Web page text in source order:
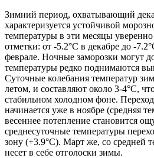
Зимний период, охватывающий
характеризуется устойчивой
температуры в эти месяцы
отметки: от -5.2°C в декабре до -
феврале. Ночные заморозки могут
температуры редко поднимаются
Суточные колебания температур
летом, и составляют около 3-4°C,
стабильном холодном фоне.
начинается уже в ноябре (средняя
весеннее потепление становится
среднесуточные температуры
зону (+3.9°C). Март же, со средней
несет в себе отголоски зимы.